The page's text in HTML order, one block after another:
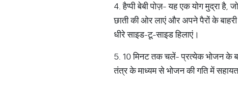
4. हैप्पी बेबी पोज़- यह एक योग मुद्रा
छाती की ओर लाएं और अपने पैरों के
धीरे साइड-टू-साइड हिलाएं।
5. 10 मिनट तक चलें- प्रत्येक भोजन के
तंत्र के माध्यम से भोजन की गति में